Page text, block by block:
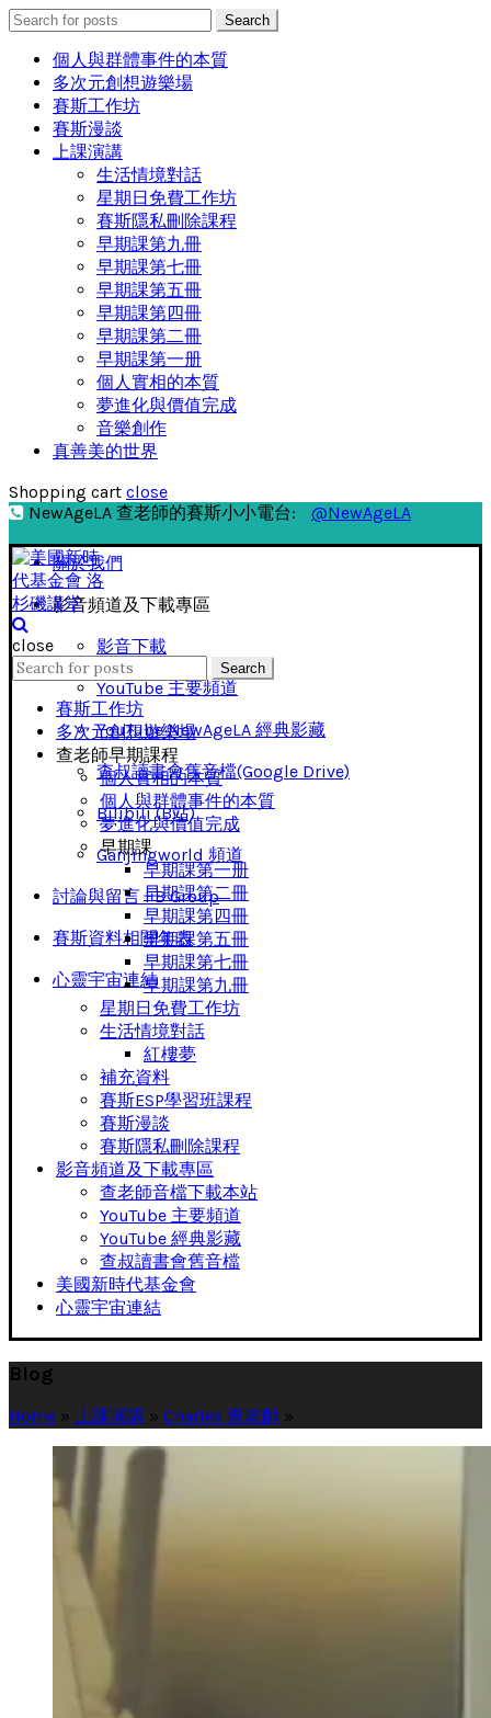
Search
for:
Search
個人與群體事件的本質
多次元創想遊樂場
賽斯工作坊
賽斯漫談
上課演講
生活情境對話
星期日免費工作坊
賽斯隱私刪除課程
早期課第九冊
早期課第七冊
早期課第五冊
早期課第四冊
早期課第二冊
早期課第一册
個人實相的本質
夢進化與價值完成
音樂創作
真善美的世界
Shopping cart close
NewAgeLA 查老師的賽斯小小電台:
@NewAgeLA
關於我們
影音頻道及下載專區
影音下載
YouTube 主要頻道
YouTube NewAgeLA 經典影藏
查叔讀書會舊音檔(Google Drive)
Bilibili (B站)
Ganjingworld 頻道
討論與留言 FB Group
賽斯資料相關年表
心靈宇宙連結
close
Search
for:
Search
賽斯工作坊
多次元創想遊樂場
查老師早期課程
個人實相的本質
個人與群體事件的本質
夢進化與價值完成
早期課
早期課第一册
早期課第二冊
早期課第四冊
早期課第五冊
早期課第七冊
早期課第九冊
星期日免費工作坊
生活情境對話
紅樓夢
補充資料
賽斯ESP學習班課程
賽斯漫談
賽斯隱私刪除課程
影音頻道及下載專區
查老師音檔下載本站
YouTube 主要頻道
YouTube 經典影藏
查叔讀書會舊音檔
美國新時代基金會
心靈宇宙連結
Blog
Home » 上課演講 » Charles 查老師 »